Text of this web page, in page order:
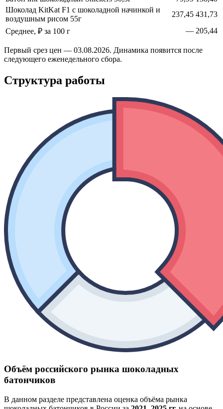
Шоколад KitKat F1 с шоколадной начинкой и
воздушным рисом 55г
237,45 431,73
Среднее, ₽ за 100 г
— 205,44
Первый срез цен — 03.08.2026. Динамика появится после
следующего еженедельного сбора.
Структура работы
Объём российского рынка шоколадных
батончиков
В данном разделе представлена оценка объёма рынка